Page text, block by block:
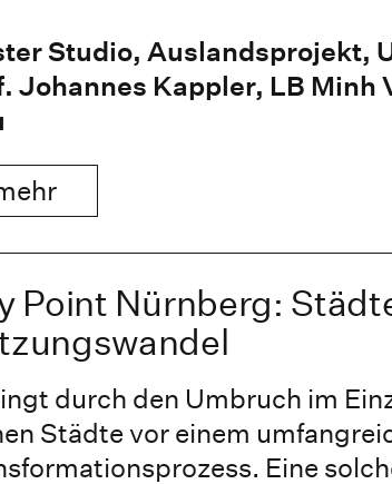
Studio, Auslandsprojekt,
Johannes Kappler, LB Minh
Point Nürnberg:
durch den Umbruch im
Städte vor einem
Eine